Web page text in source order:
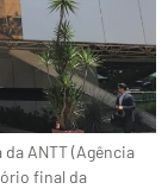
ANTT (Agência
final da